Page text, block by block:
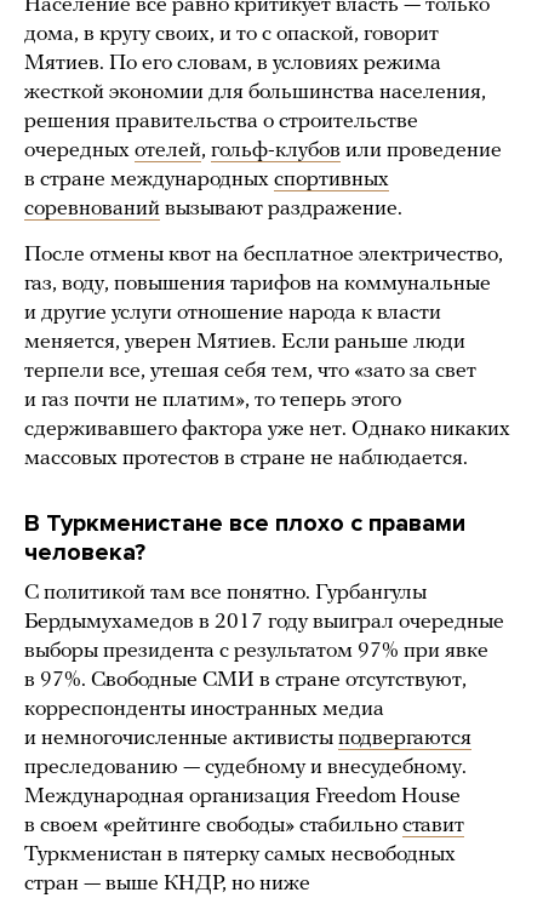
Население все равно критикует власть — только
дома, в кругу своих, и то с опаской, говорит
Мятиев. По его словам, в условиях режима
жесткой экономии для большинства населения,
решения правительства о строительстве
очередных отелей, гольф-клубов или проведение
в стране международных спортивных
соревнований вызывают раздражение.
После отмены квот на бесплатное электричество,
газ, воду, повышения тарифов на коммунальные
и другие услуги отношение народа к власти
меняется, уверен Мятиев. Если раньше люди
терпели все, утешая себя тем, что «зато за свет
и газ почти не платим», то теперь этого
сдерживавшего фактора уже нет. Однако никаких
массовых протестов в стране не наблюдается.
В Туркменистане все плохо с правами
человека?
С политикой там все понятно. Гурбангулы
Бердымухамедов в 2017 году выиграл очередные
выборы президента с результатом 97% при явке
в 97%. Свободные СМИ в стране отсутствуют,
корреспонденты иностранных медиа
и немногочисленные активисты подвергаются
преследованию — судебному и внесудебному.
Международная организация Freedom House
в своем «рейтинге свободы» стабильно ставит
Туркменистан в пятерку самых несвободных
стран — выше КНДР, но ниже